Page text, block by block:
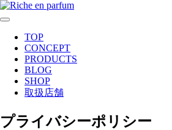
toggle
navigation
TOP
CONCEPT
PRODUCTS
BLOG
SHOP
取扱店舗
プライバシーポリシー